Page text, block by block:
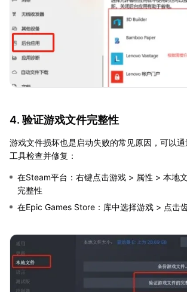
4. 验证游戏文件完整性
游戏文件损坏也是启动失败的常见原因，可以
工具检查并修复：
在Steam平台：右键点击游戏 > 属性 > 本地
完整性
在Epic Games Store：库中选择游戏 > 点击